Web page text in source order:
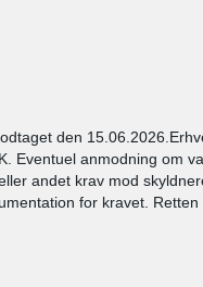
den
Eventuel anmodning om
andet krav mod
for kravet.